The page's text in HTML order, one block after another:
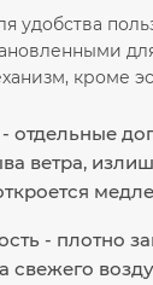
удобства
кроме
отдельные
ветра,
- плотно
свежего